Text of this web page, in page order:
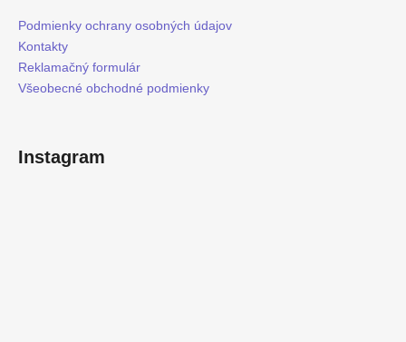
Podmienky ochrany osobných údajov
Kontakty
Reklamačný formulár
Všeobecné obchodné podmienky
Instagram